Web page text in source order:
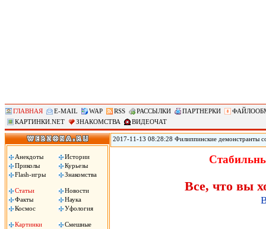
ГЛАВНАЯ E-MAIL WAP RSS РАССЫЛКИ ПАРТНЕРКИ
КАРТИНКИ.NET
ЗНАКОМСТВА ВИДЕОЧАТ
Анекдоты
Истории
Приколы
Курьезы
Flash-игры
Знакомства
Статьи
Новости
Факты
Наука
Космос
Уфология
Картинки
Смешные
2017-11-13 08:28:28 Филиппинские демонстранты
против «американского империализма» сожгли
вместе с началом 31-го саммита АСЕАН.
Все, что вы